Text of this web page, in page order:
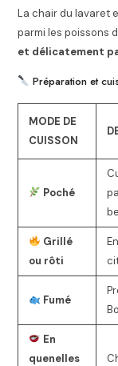
La chair du lavaret
parmi les poissons
et délicatement
Préparation et
MODE DE
CUISSON
Poché
Grillé
ou rôti
Fumé
En
quenelles